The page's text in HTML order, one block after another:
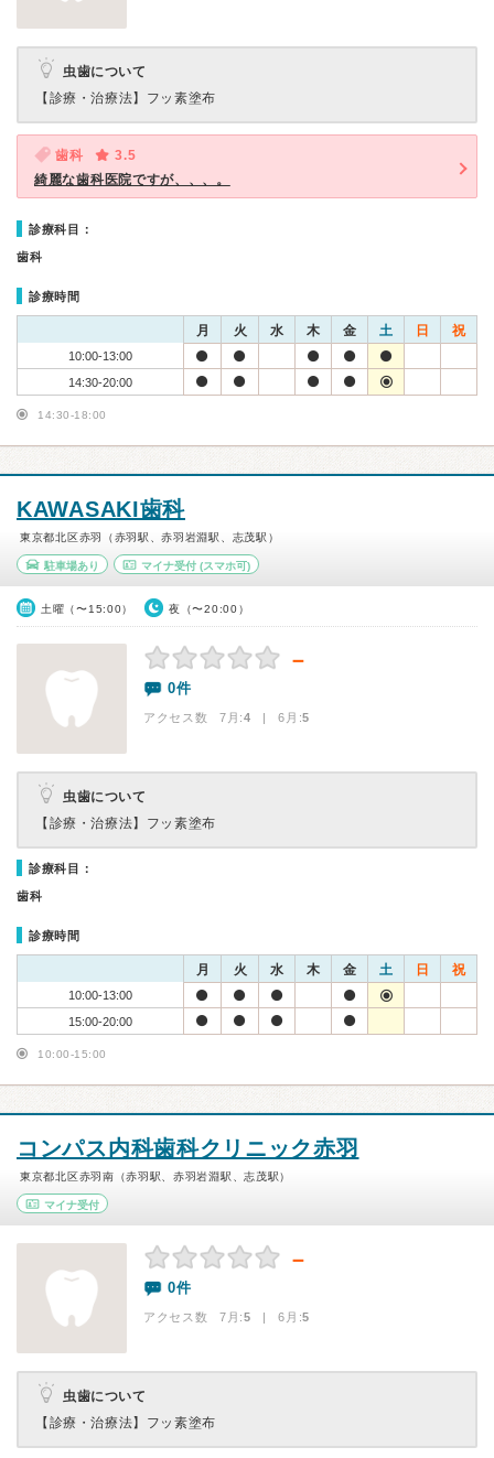
虫歯について
【診療・治療法】 フッ素塗布
歯科
3.5
綺麗な歯科医院ですが、、、。
診療科目：
歯科
診療時間
月 火 水 木 金 土 日 祝
10:00-13:00
14:30-20:00
14:30-18:00
KAWASAKI歯科
東京都北区赤羽（赤羽駅、赤羽岩淵駅、志茂駅）
駐車場あり マイナ受付(スマホ可)
土曜（〜15:00） 夜（〜20:00）
－
0件
アクセス数 7月:4 | 6月:5
虫歯について
【診療・治療法】 フッ素塗布
診療科目：
歯科
診療時間
月 火 水 木 金 土 日 祝
10:00-13:00
15:00-20:00
10:00-15:00
コンパス内科歯科クリニック赤羽
東京都北区赤羽南（赤羽駅、赤羽岩淵駅、志茂駅）
マイナ受付
－
0件
アクセス数 7月:5 | 6月:5
虫歯について
【診療・治療法】 フッ素塗布